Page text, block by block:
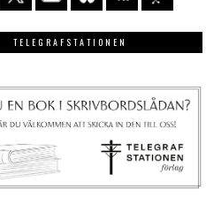
TELEGRAFSTATIONEN